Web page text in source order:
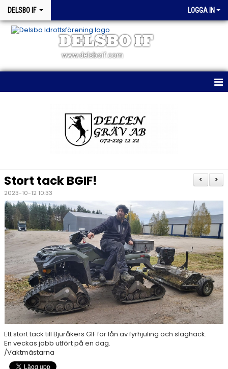
DELSBO IF LOGGA IN
DELSBO IF
www.delsboif.com
MATCHER
WEBSHOP
SPONSORER
STÖTTA DIF
KONTAKT
>
<
Stort tack BGIF!
2023-10-12 10:33
Ett stort tack till Bjuråkers GIF för lån av fyrhjuling och slaghack.
En veckas jobb utfört på en dag.
/Vaktmästarna